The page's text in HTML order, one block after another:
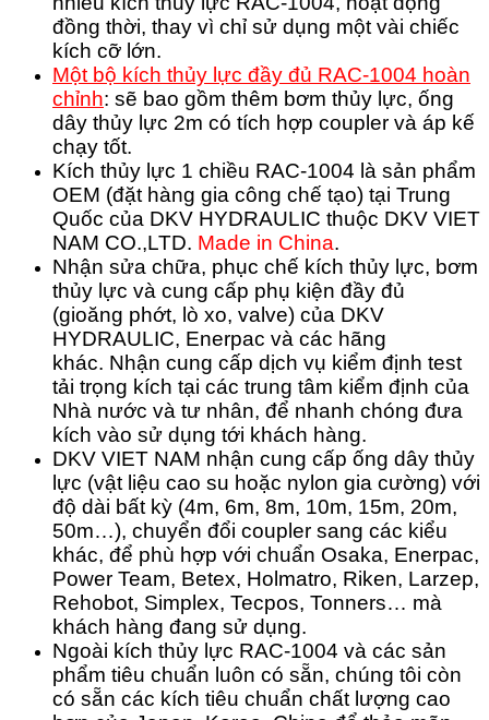
đồng thời, thay vì chỉ sử dụng một vài chiếc
kích cỡ lớn.
Một bộ kích thủy lực đầy đủ RAC-1004 hoàn
chỉnh: sẽ bao gồm thêm bơm thủy lực, ống
dây thủy lực 2m có tích hợp coupler và áp kế
chạy tốt.
Kích thủy lực 1 chiều RAC-1004 là sản phẩm
OEM (đặt hàng gia công chế tạo) tại Trung
Quốc của DKV HYDRAULIC thuộc DKV VIET
NAM CO.,LTD. Made in China.
Nhận sửa chữa, phục chế kích thủy lực, bơm
thủy lực và cung cấp phụ kiện đầy đủ
(gioăng phớt, lò xo, valve) của DKV
HYDRAULIC, Enerpac và các hãng
khác. Nhận cung cấp dịch vụ kiểm định test
tải trọng kích tại các trung tâm kiểm định của
Nhà nước và tư nhân, để nhanh chóng đưa
kích vào sử dụng tới khách hàng.
DKV VIET NAM nhận cung cấp ống dây thủy
lực (vật liệu cao su hoặc nylon gia cường) với
độ dài bất kỳ (4m, 6m, 8m, 10m, 15m, 20m,
50m…), chuyển đổi coupler sang các kiểu
khác, để phù hợp với chuẩn Osaka, Enerpac,
Power Team, Betex, Holmatro, Riken, Larzep,
Rehobot, Simplex, Tecpos, Tonners… mà
khách hàng đang sử dụng.
Ngoài kích thủy lực RAC-1004 và các sản
phẩm tiêu chuẩn luôn có sẵn, chúng tôi còn
có sẵn các kích tiêu chuẩn chất lượng cao